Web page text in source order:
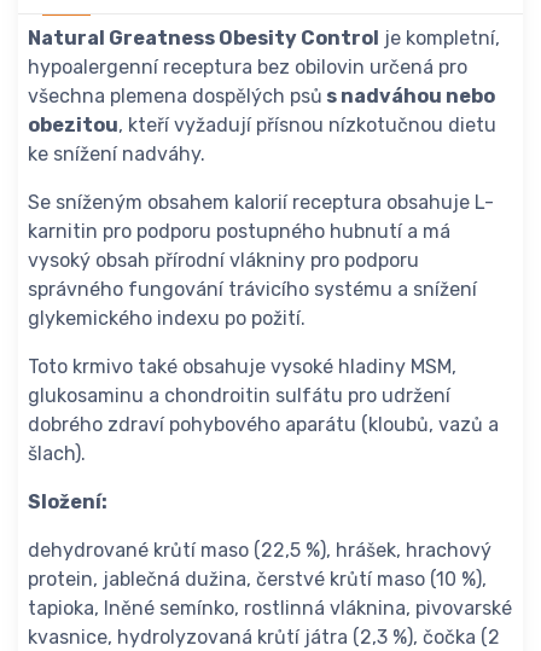
Natural Greatness Obesity Control je kompletní,
hypoalergenní receptura bez obilovin určená pro
všechna plemena dospělých psů s nadváhou nebo
obezitou, kteří vyžadují přísnou nízkotučnou dietu
ke snížení nadváhy.
Se sníženým obsahem kalorií receptura obsahuje L-
karnitin pro podporu postupného hubnutí a má
vysoký obsah přírodní vlákniny pro podporu
správného fungování trávicího systému a snížení
glykemického indexu po požití.
Toto krmivo také obsahuje vysoké hladiny MSM,
glukosaminu a chondroitin sulfátu pro udržení
dobrého zdraví pohybového aparátu (kloubů, vazů a
šlach).
Složení:
dehydrované krůtí maso (22,5 %), hrášek, hrachový
protein, jablečná dužina, čerstvé krůtí maso (10 %),
tapioka, lněné semínko, rostlinná vláknina, pivovarské
kvasnice, hydrolyzovaná krůtí játra (2,3 %), čočka (2